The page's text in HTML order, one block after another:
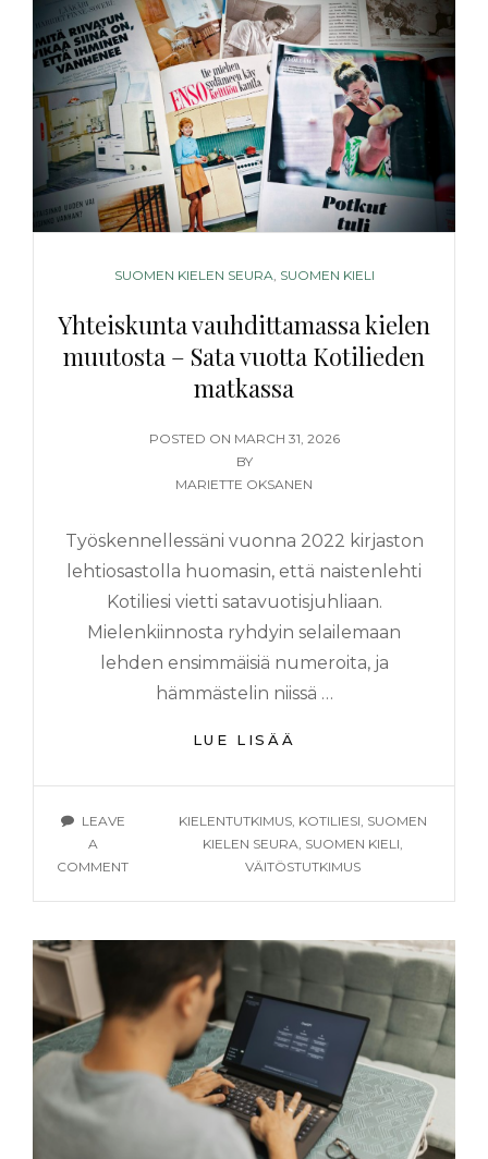
ARJEN
KOHTAAMISET
CRINGE
–
NUORET,
KIELI
JA
ARJEN
KOHTAAMISET
CATEGORIES
SUOMEN KIELEN SEURA SUOMEN KIELI
Yhteiskunta vauhdittamassa kielen
muutosta – Sata vuotta Kotilieden
matkassa
POSTED ON POSTED
ON
MARCH 31, 2026
BY
MARIETTE OKSANEN
Työskennellessäni vuonna 2022 kirjaston
lehtiosastolla huomasin, että naistenlehti
Kotiliesi vietti satavuotisjuhliaan.
Mielenkiinnosta ryhdyin selailemaan
lehden ensimmäisiä numeroita, ja
hämmästelin niissä …
LUE LISÄÄ
KIELEN
–
SATA
KOTILIEDEN
LEAVE
A
COMMENTON
SATA
VUOTTA
KOTILIEDEN
MATKASSA
TAGS
KIELENTUTKIMUS KOTILIESI SUOMEN
KIELEN SEURA SUOMEN KIELI
VÄITÖSTUTKIMUS